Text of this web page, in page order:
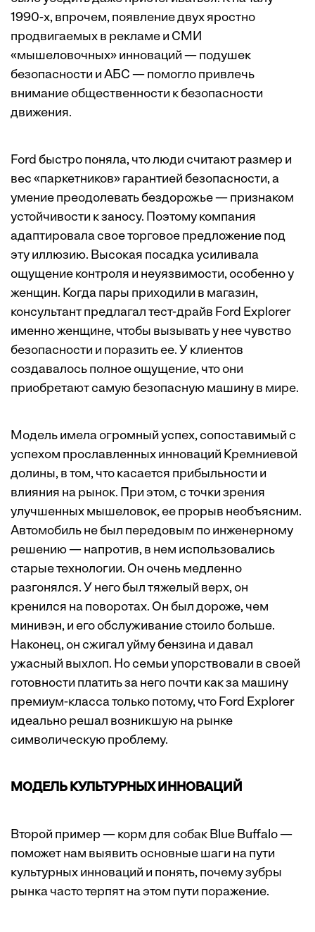
1990-х, впрочем, появление двух яростно
продвигаемых в рекламе и СМИ
«мышеловочных» инноваций — подушек
безопасности и АБС — помогло привлечь
внимание общественности к безопасности
движения.
Ford быстро поняла, что люди считают размер и
вес «паркетников» гарантией безопасности, а
умение преодолевать бездорожье — признаком
устойчивости к заносу. Поэтому компания
адаптировала свое торговое предложение под
эту иллюзию. Высокая посадка усиливала
ощущение контроля и неуязвимости, особенно у
женщин. Когда пары приходили в магазин,
консультант предлагал тест-драйв Ford Explorer
именно женщине, чтобы вызывать у нее чувство
безопасности и поразить ее. У клиентов
создавалось полное ощущение, что они
приобретают самую безопасную машину в мире.
Модель имела огромный успех, сопоставимый с
успехом прославленных инноваций Кремниевой
долины, в том, что касается прибыльности и
влияния на рынок. При этом, с точки зрения
улучшенных мышеловок, ее прорыв необъясним.
Автомобиль не был передовым по инженерному
решению — напротив, в нем использовались
старые технологии. Он очень медленно
разгонялся. У него был тяжелый верх, он
кренился на поворотах. Он был дороже, чем
минивэн, и его обслуживание стоило больше.
Наконец, он сжигал уйму бензина и давал
ужасный выхлоп. Но семьи упорствовали в своей
готовности платить за него почти как за машину
премиум-класса только потому, что Ford Explorer
идеально решал возникшую на рынке
символическую проблему.
МОДЕЛЬ КУЛЬТУРНЫХ ИННОВАЦИЙ
Второй пример — корм для собак Blue Buffalo —
поможет нам выявить основные шаги на пути
культурных инноваций и понять, почему зубры
рынка часто терпят на этом пути поражение.